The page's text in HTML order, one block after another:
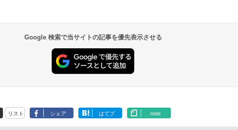
Google 検索で当サイトの記事を優先表示させる
リスト シェア はてブ note